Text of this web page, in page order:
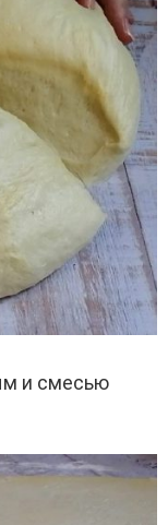
и смесью